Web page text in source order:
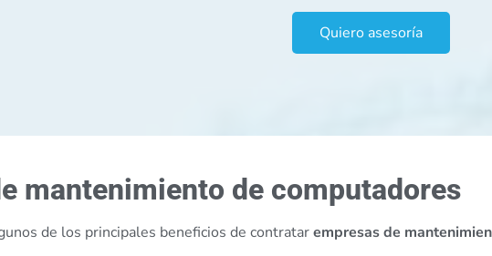
Quiero asesoría
mantenimiento de computadores
de los principales beneficios de contratarempresas de